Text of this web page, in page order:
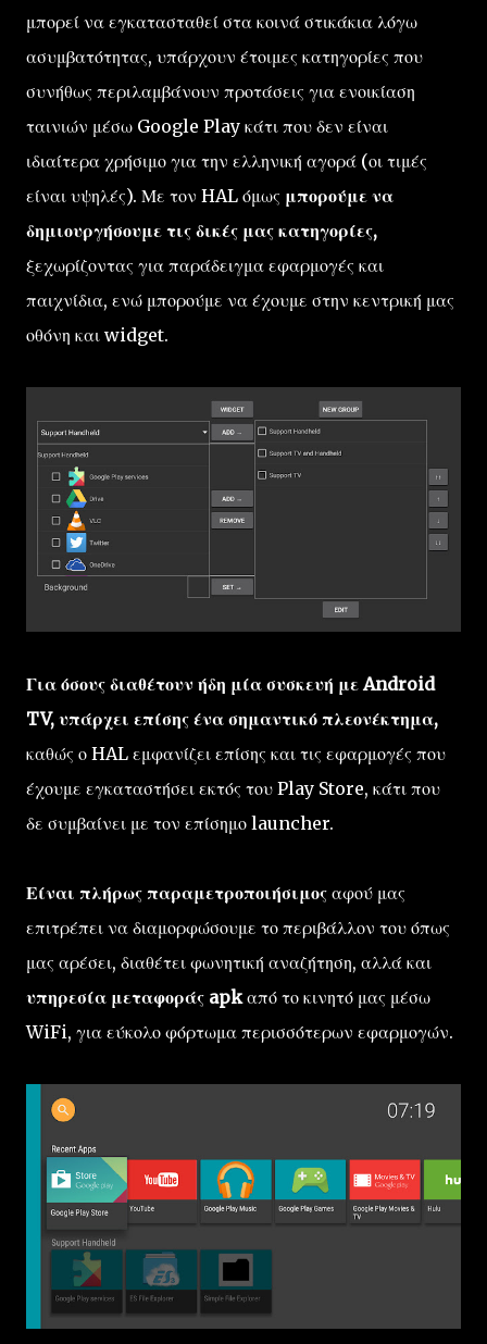
μπορεί να εγκατασταθεί στα κοινά στικάκια λόγω
ασυμβατότητας, υπάρχουν έτοιμες κατηγορίες που
συνήθως περιλαμβάνουν προτάσεις για ενοικίαση
ταινιών μέσω Google Play κάτι που δεν είναι
ιδιαίτερα χρήσιμο για την ελληνική αγορά (οι τιμές
είναι υψηλές). Με τον HAL όμως μπορούμε να
δημιουργήσουμε τις δικές μας κατηγορίες,
ξεχωρίζοντας για παράδειγμα εφαρμογές και
παιχνίδια, ενώ μπορούμε να έχουμε στην κεντρική μας
οθόνη και widget.
Για όσους διαθέτουν ήδη μία συσκευή με Android
TV, υπάρχει επίσης ένα σημαντικό πλεονέκτημα,
καθώς ο HAL εμφανίζει επίσης και τις εφαρμογές που
έχουμε εγκαταστήσει εκτός του Play Store, κάτι που
δε συμβαίνει με τον επίσημο launcher.
Είναι πλήρως παραμετροποιήσιμος αφού μας
επιτρέπει να διαμορφώσουμε το περιβάλλον του όπως
μας αρέσει, διαθέτει φωνητική αναζήτηση, αλλά και
υπηρεσία μεταφοράς apkαπό το κινητό μας μέσω
WiFi, για εύκολο φόρτωμα περισσότερων εφαρμογών.